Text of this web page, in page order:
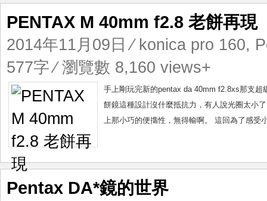
PENTAX M 40mm f2.8 老餅再現
2014年11月09日 ⁄ konica pro 160,
577字 ⁄ 瀏覽數 8,160 views+
手上剛玩完新的pentax da 40mm f2.8xs那支
餅鏡這種設計沒什麼抵抗力，有人說光圈太小
上那小巧的便㩦性，無得輸啊。 這回為了感受
Pentax DA*鏡的世界